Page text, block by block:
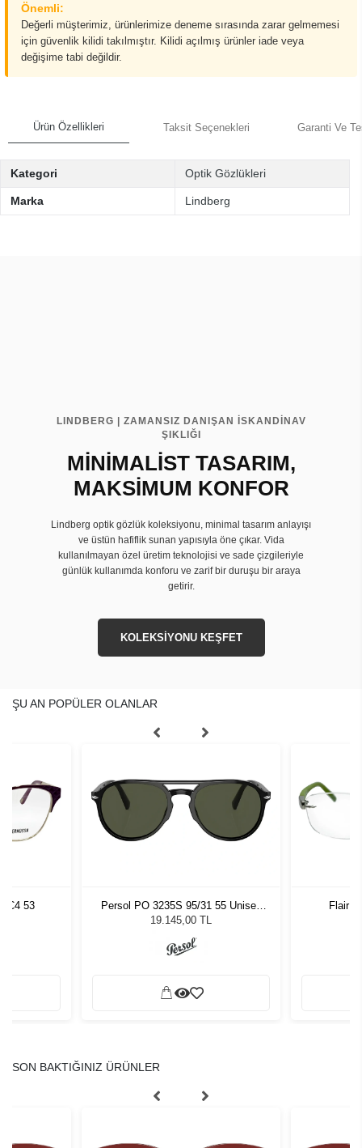
Önemli:
Değerli müşterimiz, ürünlerimize deneme sırasında zarar gelmemesi
için güvenlik kilidi takılmıştır. Kilidi açılmış ürünler iade veya
değişime tabi değildir.
Ürün Özellikleri Taksit Seçenekleri Garanti Ve
Kategori Optik Gözlükleri
Marka Lindberg
LINDBERG | ZAMANSIZ DANIŞAN İSKANDİNAV
ŞIKLIĞI
MİNİMALİST TASARIM,
MAKSİMUM KONFOR
Lindberg optik gözlük koleksiyonu, minimal tasarım anlayışı
ve üstün hafiflik sunan yapısıyla öne çıkar. Vida
kullanılmayan özel üretim teknolojisi ve sade çizgileriyle
günlük kullanımda konforu ve zarif bir duruşu bir araya
getirir.
KOLEKSİYONU KEŞFET
ŞU AN POPÜLER OLANLAR
C4 53
Persol PO 3235S 95/31 55 Unisex
Güneş Gözlüğü
19.145,00 TL
Flair
SON BAKTIĞINIZ ÜRÜNLER